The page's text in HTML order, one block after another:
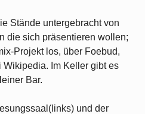
Stände untergebracht von
die sich präsentieren wollen;
Projekt los, über Foebud,
Im Keller gibt es
Bar.
und der